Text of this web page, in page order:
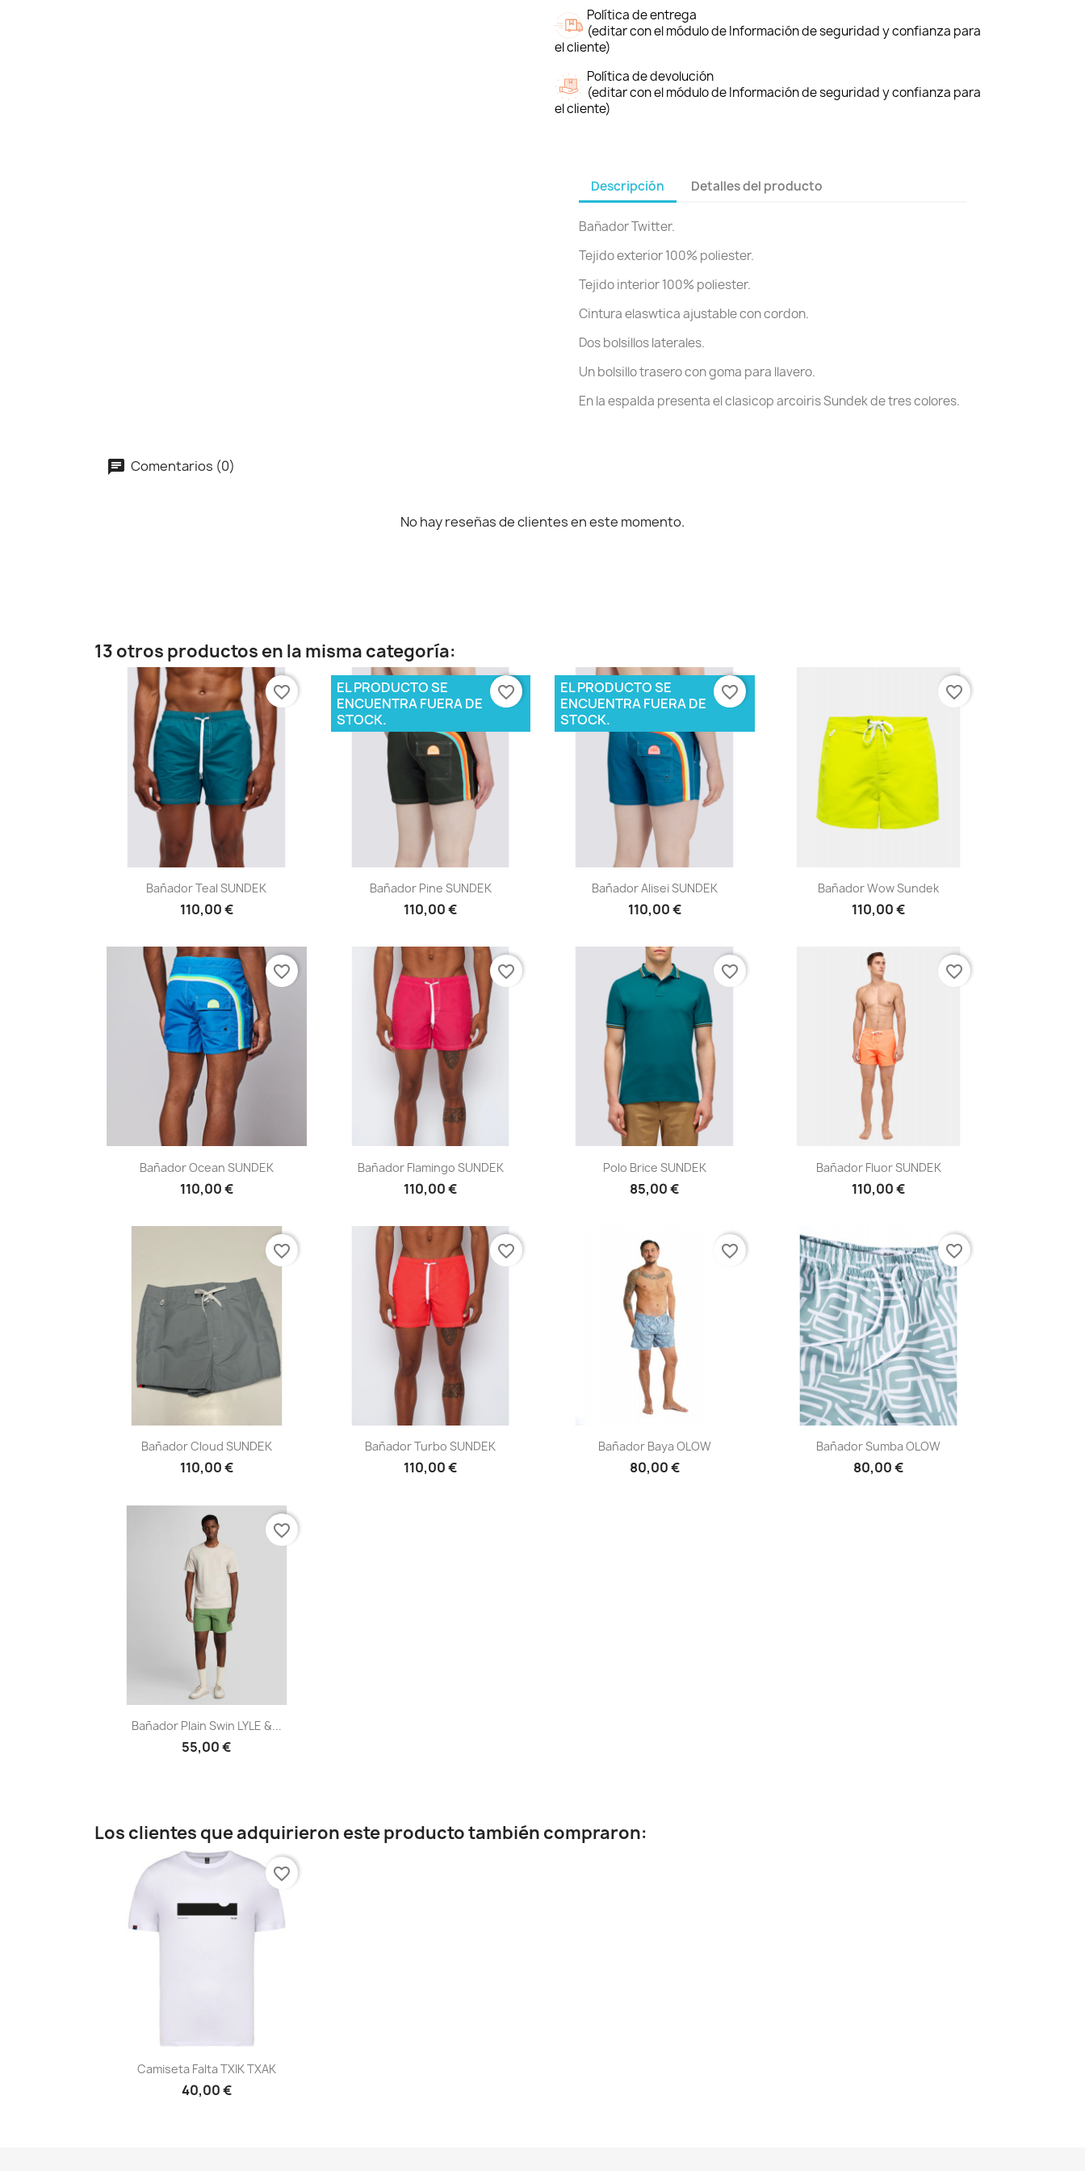
Política de entrega
(editar con el módulo de Información de seguridad y confianza para
el cliente)
Política de devolución
(editar con el módulo de Información de seguridad y confianza para
el cliente)
Descripción Detalles del producto
Bañador Twitter.
Tejido exterior 100% poliester.
Tejido interior 100% poliester.
Cintura elaswtica ajustable con cordon.
Dos bolsillos laterales.
Un bolsillo trasero con goma para llavero.
En la espalda presenta el clasicop arcoiris Sundek de tres colores.
Comentarios (0)
No hay reseñas de clientes en este momento.
13 otros productos en la misma categoría:
Vista rápida
Bañador Teal SUNDEK
110,00 €
favorite_border
Vista rápida
Bañador Pine SUNDEK
110,00 €
EL PRODUCTO SE
ENCUENTRA FUERA DE
STOCK.
favorite_border
Vista rápida
Bañador Alisei SUNDEK
110,00 €
EL PRODUCTO SE
ENCUENTRA FUERA DE
STOCK.
favorite_border
Vista rápida
Bañador Wow Sundek
110,00 €
favorite_border
Vista rápida
Bañador Ocean SUNDEK
110,00 €
favorite_border
Vista rápida
Bañador Flamingo SUNDEK
110,00 €
favorite_border
Vista rápida
Polo Brice SUNDEK
85,00 €
favorite_border
Vista rápida
Bañador Fluor SUNDEK
110,00 €
favorite_border
Vista rápida
Bañador Cloud SUNDEK
110,00 €
favorite_border
Vista rápida
Bañador Turbo SUNDEK
110,00 €
favorite_border
Vista rápida
Bañador Baya OLOW
80,00 €
favorite_border
Vista rápida
Bañador Sumba OLOW
80,00 €
favorite_border
Vista rápida
Bañador Plain Swin LYLE &...
55,00 €
favorite_border
Los clientes que adquirieron este producto también compraron:
Vista rápida
Camiseta Falta TXIK TXAK
40,00 €
favorite_border